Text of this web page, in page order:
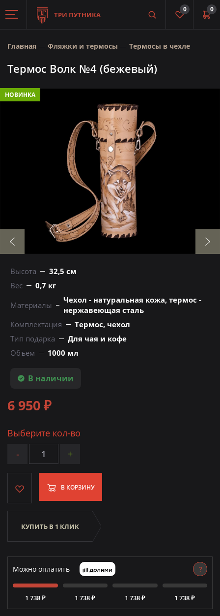
ТРИ ПУТНИКА
0
0
Главная Фляжки и термосы Термосы в чехле
Термос Волк №4 (бежевый)
НОВИНКА
Высота
32,5 см
Вес
0,7 кг
Материалы
Чехол - натуральная кожа, термос -
нержавеющая сталь
Комплектация
Термос, чехол
Тип подарка
Для чая и кофе
Объем
1000 мл
В наличии
6 950 ₽
Выберите кол-во
- +
В КОРЗИНУ
КУПИТЬ В 1 КЛИК
Можно оплатить ?
1 738 ₽ 1 738 ₽ 1 738 ₽ 1 738 ₽